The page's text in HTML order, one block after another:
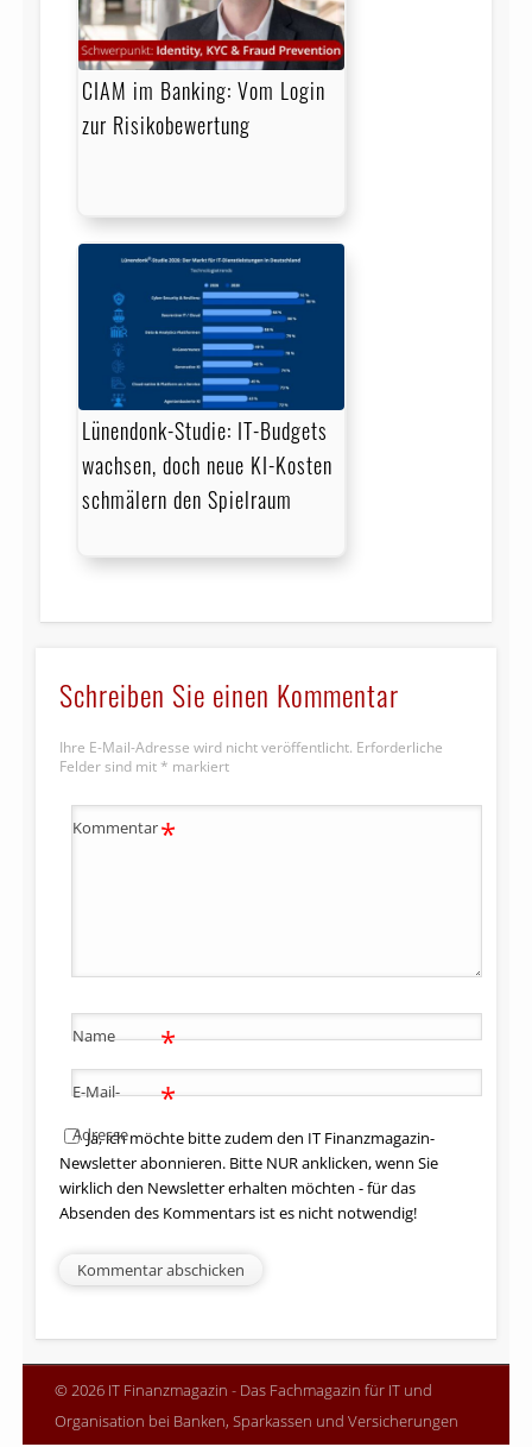
CIAM im Banking: Vom Login
zur Risikobewertung
Lünendonk-Studie: IT-Budgets
wachsen, doch neue KI-Kosten
schmälern den Spielraum
Schreiben Sie einen Kommentar
Ihre E-Mail-Adresse wird nicht veröffentlicht. Erforderliche
Felder sind mit * markiert
Kommentar*
Name *
E-Mail-
Adresse
*
Ja, ich möchte bitte zudem den IT Finanzmagazin-
Newsletter abonnieren. Bitte NUR anklicken, wenn Sie
wirklich den Newsletter erhalten möchten - für das
Absenden des Kommentars ist es nicht notwendig!
© 2026 IT Finanzmagazin - Das Fachmagazin für IT und
Organisation bei Banken, Sparkassen und Versicherungen